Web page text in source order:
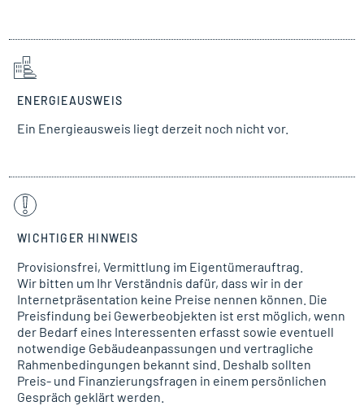
ENERGIEAUSWEIS
Ein Energieausweis liegt derzeit noch nicht vor.
WICHTIGER HINWEIS
Provisionsfrei, Vermittlung im Eigentümerauftrag.
Wir bitten um Ihr Verständnis dafür, dass wir in der
Internetpräsentation keine Preise nennen können. Die
Preisfindung bei Gewerbeobjekten ist erst möglich, wenn
der Bedarf eines Interessenten erfasst sowie eventuell
notwendige Gebäudeanpassungen und vertragliche
Rahmenbedingungen bekannt sind. Deshalb sollten
Preis- und Finanzierungsfragen in einem persönlichen
Gespräch geklärt werden.